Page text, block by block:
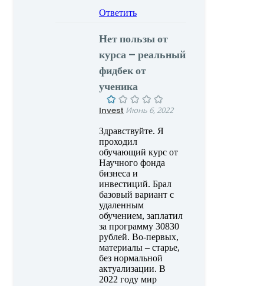
Ответить
Нет пользы от
курса – реальный
фидбек от
ученика
Invest Июнь 6, 2022
Здравствуйте. Я
проходил
обучающий курс от
Научного фонда
бизнеса и
инвестиций. Брал
базовый вариант с
удаленным
обучением, заплатил
за программу 30830
рублей. Во-первых,
материалы – старье,
без нормальной
актуализации. В
2022 году мир